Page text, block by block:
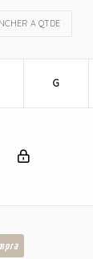
A QTDE
G